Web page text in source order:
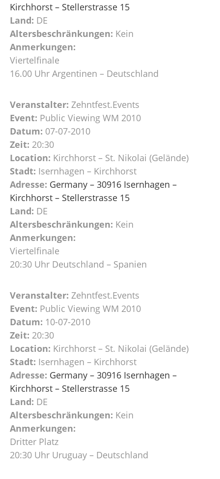
Kirchhorst – Stellerstrasse 15
Land: DE
Altersbeschränkungen: Kein
Anmerkungen:
Viertelfinale
16.00 Uhr Argentinen – Deutschland
Veranstalter: Zehntfest.Events
Event: Public Viewing WM 2010
Datum: 07-07-2010
Zeit: 20:30
Location: Kirchhorst – St. Nikolai (Gelände)
Stadt: Isernhagen – Kirchhorst
Adresse: Germany – 30916 Isernhagen –
Kirchhorst – Stellerstrasse 15
Land: DE
Altersbeschränkungen: Kein
Anmerkungen:
Viertelfinale
20:30 Uhr Deutschland – Spanien
Veranstalter: Zehntfest.Events
Event: Public Viewing WM 2010
Datum: 10-07-2010
Zeit: 20:30
Location: Kirchhorst – St. Nikolai (Gelände)
Stadt: Isernhagen – Kirchhorst
Adresse: Germany – 30916 Isernhagen –
Kirchhorst – Stellerstrasse 15
Land: DE
Altersbeschränkungen: Kein
Anmerkungen:
Dritter Platz
20:30 Uhr Uruguay – Deutschland